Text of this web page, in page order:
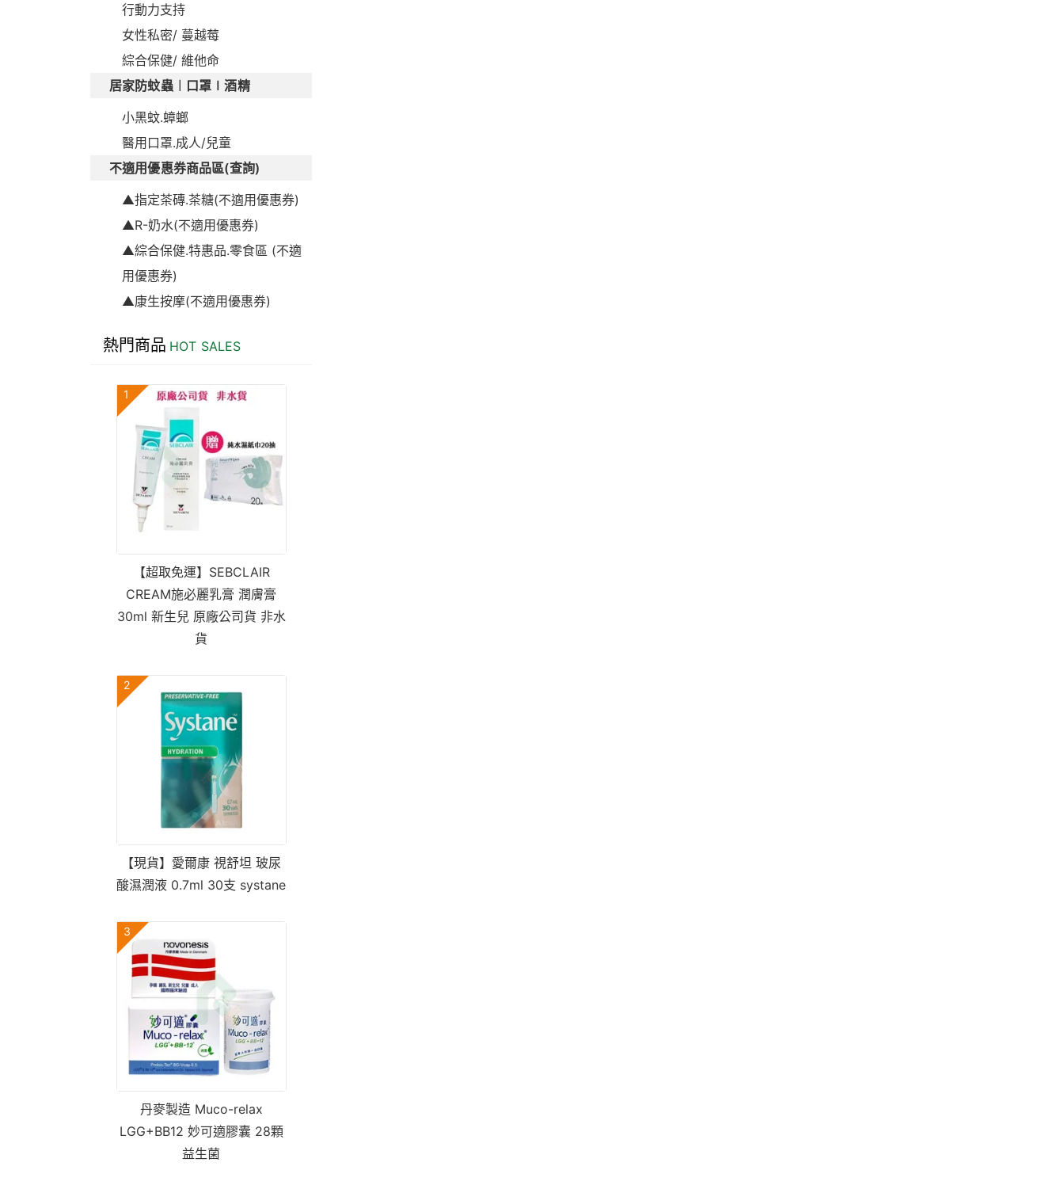
行動力支持
女性私密/ 蔓越莓
綜合保健/ 維他命
居家防蚊蟲︱口罩∣酒精
小黑蚊.蟑螂
醫用口罩.成人/兒童
不適用優惠券商品區(查詢)
▲指定茶磚.茶糖(不適用優惠券)
▲R-奶水(不適用優惠券)
▲綜合保健.特惠品.零食區 (不適
用優惠券)
▲康生按摩(不適用優惠券)
熱門商品 HOT SALES
1
【超取免運】SEBCLAIR
CREAM施必麗乳膏 潤膚膏
30ml 新生兒 原廠公司貨 非水
貨
2
【現貨】愛爾康 視舒坦 玻尿
酸濕潤液 0.7ml 30支 systane
3
丹麥製造 Muco-relax
LGG+BB12 妙可適膠囊 28顆
益生菌